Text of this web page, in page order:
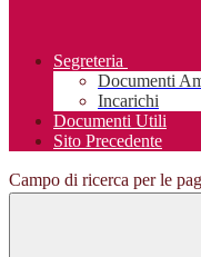
Segreteria
Documenti
Incarichi
Documenti Utili
Sito Precedente
Campo di ricerca per le